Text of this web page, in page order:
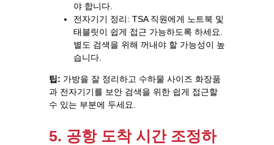
야 합니다.
전자기기 정리: TSA 직원에게 노트북 및
태블릿이 쉽게 접근 가능하도록 하세요.
별도 검색을 위해 꺼내야 할 가능성이 높
습니다.
팁: 가방을 잘 정리하고 수하물 사이즈 화장품
과 전자기기를 보안 검색을 위한 쉽게 접근할
수 있는 부분에 두세요.
5. 공항 도착 시간 조정하